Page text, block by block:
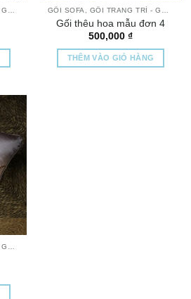
Gối thêu hoa mẫu đơn 4
500,000 ₫
THÊM VÀO GIỎ HÀNG